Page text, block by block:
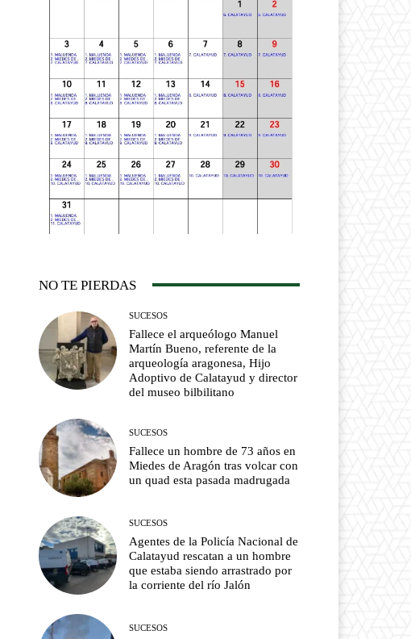
NO TE PIERDAS
SUCESOS
Fallece el arqueólogo Manuel
Martín Bueno, referente de la
arqueología aragonesa, Hijo
Adoptivo de Calatayud y director
del museo bilbilitano
SUCESOS
Fallece un hombre de 73 años en
Miedes de Aragón tras volcar con
un quad esta pasada madrugada
SUCESOS
Agentes de la Policía Nacional de
Calatayud rescatan a un hombre
que estaba siendo arrastrado por
la corriente del río Jalón
SUCESOS